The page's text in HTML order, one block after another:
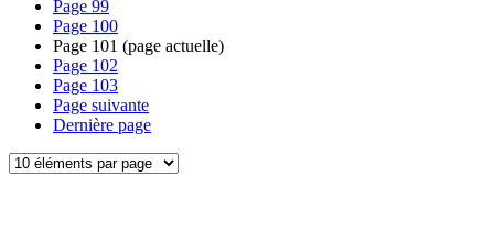
Page 99
Page 100
Page 101 (page actuelle)
Page 102
Page 103
Page suivante
Dernière page